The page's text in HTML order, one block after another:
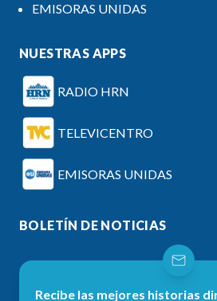
EMISORAS UNIDAS
NUESTRAS APPS
RADIO HRN
TELEVICENTRO
EMISORAS UNIDAS
BOLETÍN DE NOTICIAS
Recibe las mejores historias